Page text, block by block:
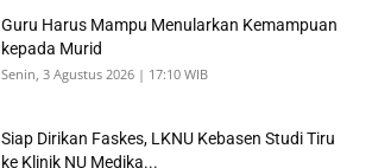
Guru Harus Mampu Menularkan Kemampuan
kepada Murid
Senin, 3 Agustus 2026 | 17:10 WIB
Siap Dirikan Faskes, LKNU Kebasen Studi Tiru
ke Klinik NU Medika...